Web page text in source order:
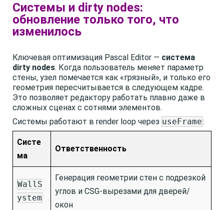
Системы и dirty nodes:
обновление только того, что
изменилось
Ключевая оптимизация Pascal Editor — система
dirty nodes. Когда пользователь меняет параметр
стены, узел помечается как «грязный», и только его
геометрия пересчитывается в следующем кадре.
Это позволяет редактору работать плавно даже в
сложных сценах с сотнями элементов.
Системы работают в render loop через useFrame:
Систе
ма
Ответственность
WallS
ystem
Генерация геометрии стен с подрезкой
углов и CSG-вырезами для дверей/
окон